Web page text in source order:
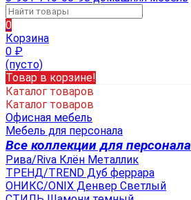
0
Корзина
0 ₽
(пусто)
Товар в корзине!
Каталог товаров
Каталог товаров
Офисная мебель
Мебель для персонала
Все коллекции для персонала
Рива/Riva Клён Металлик
ТРЕНД/TREND Дуб феррара
ОНИКС/ONIX Денвер Светлый